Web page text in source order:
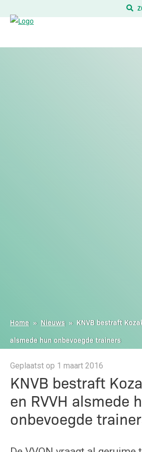
Home » Nieuws » KNVB bestraft
alsmede hun onbevoegde trainers
Geplaatst op 1 maart 2016
KNVB bestraft
en RVVH alsmede
onbevoegde